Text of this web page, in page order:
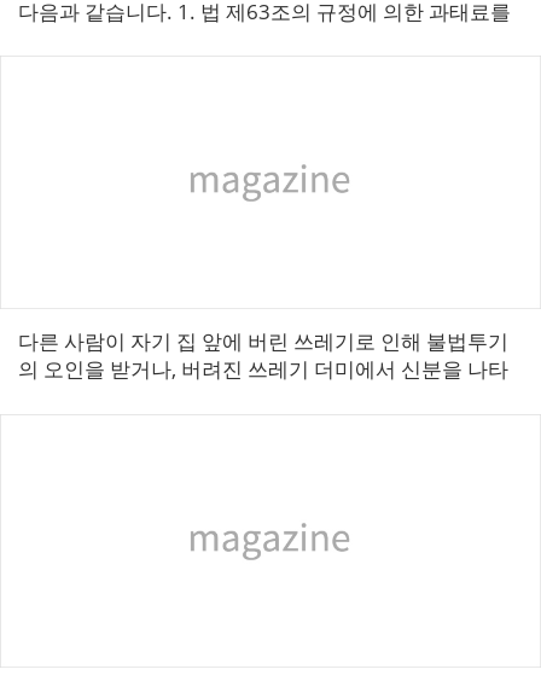
다음과 같습니다. 1. 법 제63조의 규정에 의한 과태료를
상대방 또 는 대리인에...
다른 사람이 자기 집 앞에 버린 쓰레기로 인해 불법투기
의 오인을 받거나, 버려진 쓰레기 더미에서 신분을 나타
경우가 더러 있습니다. > 이처럼 ...